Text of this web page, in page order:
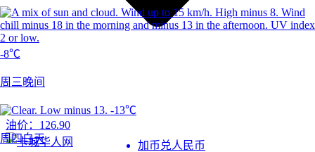
-8℃
周三晚间
-13℃
周四白天
加币兑人民币
油价： 126.90